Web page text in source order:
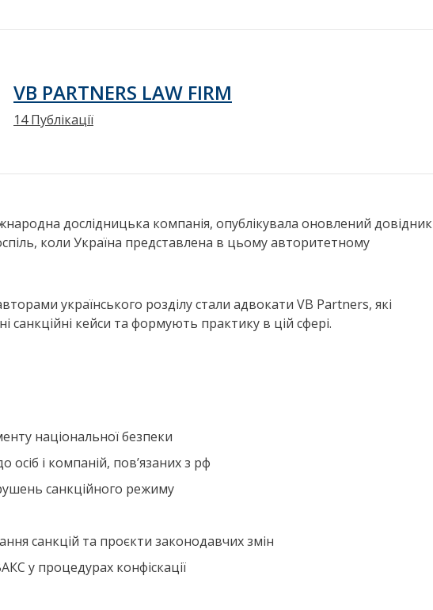
VB PARTNERS LAW FIRM
14 Публікації
дослідницька компанія, опублікувала оновлений довідник
коли Україна представлена в цьому авторитетному
українського розділу стали адвокати VB Partners, які
кейси та формують практику в цій сфері.
національної безпеки
і компаній, пов’язаних з рф
санкційного режиму
санкцій та проєкти законодавчих змін
у процедурах конфіскації